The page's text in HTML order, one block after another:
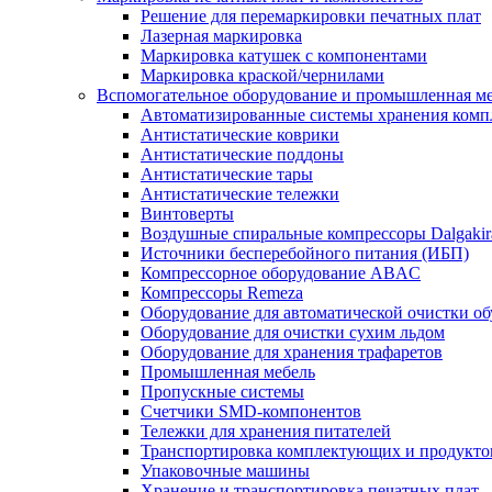
Решение для перемаркировки печатных плат
Лазерная маркировка
Маркировка катушек с компонентами
Маркировка краской/чернилами
Вспомогательное оборудование и промышленная
Автоматизированные системы хранения
Антистатические коврики
Антистатические поддоны
Антистатические тары
Антистатические тележки
Винтоверты
Воздушные спиральные компрессоры
Источники бесперебойного питания (ИБП)
Компрессорное оборудование ABAC
Компрессоры Remeza
Оборудование для автоматической очистки
Оборудование для очистки сухим льдом
Оборудование для хранения трафаретов
Промышленная мебель
Пропускные системы
Счетчики SMD-компонентов
Тележки для xранения питателей
Транспортировка комплектующих и
Упаковочные машины